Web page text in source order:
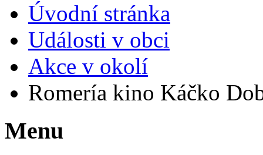
Úvodní stránka
Události v obci
Akce v okolí
Romería kino Káčko
Menu